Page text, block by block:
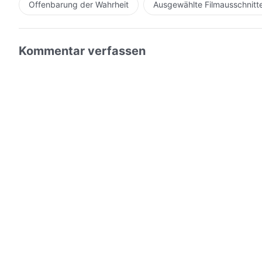
Offenbarung der Wahrheit Ausgewählte
Kommentar verfassen